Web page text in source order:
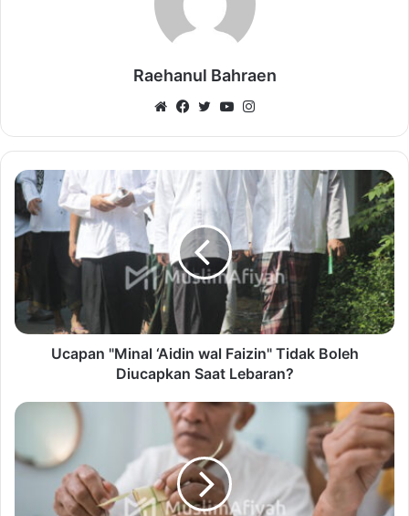
Raehanul Bahraen
WebsiteFacebook
TwitterYouTube
Ucapan "Minal ‘Aidin wal Faizin" Tidak Boleh
Diucapkan Saat Lebaran?